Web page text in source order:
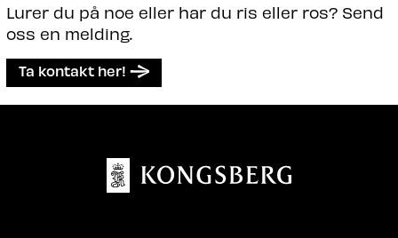
Lurer du på noe eller har du ris eller ros? Send
oss en melding.
Ta kontakt her!